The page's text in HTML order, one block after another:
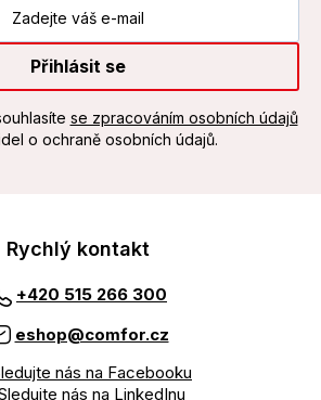
Přihlásit se
se zpracováním osobních údajů
o ochraně osobních údajů.
Rychlý kontakt
+420 515 266 300
eshop@comfor.cz
nás na Facebooku
nás na LinkedInu